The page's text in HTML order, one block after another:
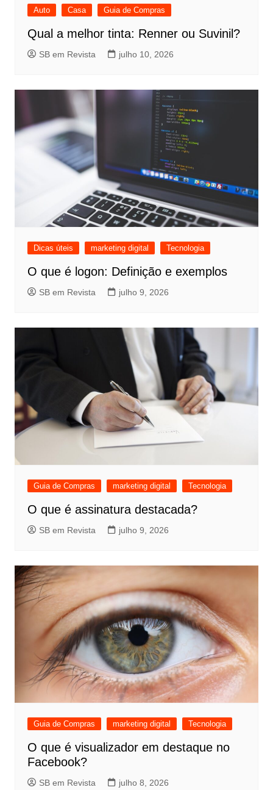
Auto Casa Guia de Compras
Qual a melhor tinta: Renner ou Suvinil?
SB em Revista julho 10, 2026
Dicas úteis marketing digital Tecnologia
O que é logon: Definição e exemplos
SB em Revista julho 9, 2026
Guia de Compras marketing digital Tecnologia
O que é assinatura destacada?
SB em Revista julho 9, 2026
Guia de Compras marketing digital Tecnologia
O que é visualizador em destaque no
Facebook?
SB em Revista julho 8, 2026